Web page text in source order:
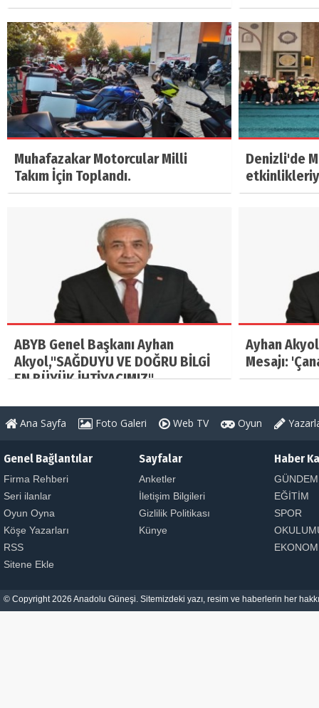
Muhafazakar Motorcular Milli
Takım İçin Toplandı.
Denizli'de
ABYB Genel Başkanı Ayhan
Akyol,"SAĞDUYU VE DOĞRU BİLGİ
EN BÜYÜK İHTİYACIMIZ"
Ayhan
Mesajı:
Ana Sayfa Foto Galeri Web TV Oyun
Genel Bağlantılar
Firma Rehberi
Seri ilanlar
Oyun Oyna
Köşe Yazarları
RSS
Sitene Ekle
Sayfalar
Anketler
İletişim Bilgileri
Gizlilik Politikası
Künye
Haber
GÜNDEM
EĞİTİM
SPOR
© Copyright 2026 Anadolu Güneşi. Sitemizdeki yazı, resim ve haberlerin her